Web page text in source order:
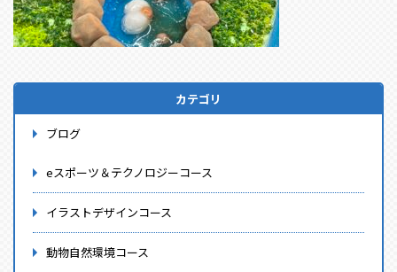
カテゴリ
ブログ
eスポーツ＆テクノロジーコース
イラストデザインコース
動物自然環境コース